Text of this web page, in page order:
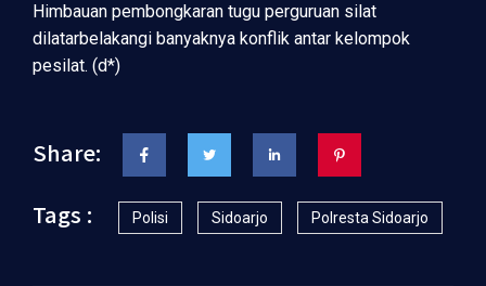
Himbauan pembongkaran tugu perguruan silat
dilatarbelakangi banyaknya konflik antar kelompok
pesilat. (d*)
Share:
Tags :
Polisi Sidoarjo Polresta Sidoarjo